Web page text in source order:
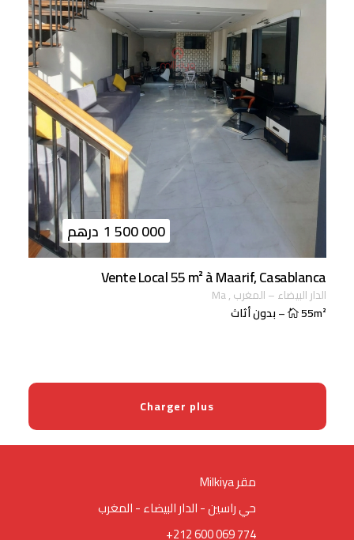
1 500 000 درهم
Vente Local 55 m² à Maarif, Casablanca
الدار البيضاء– المغرب,
ma
55m²
–بدون أثاث
Charger plus
Milkiya مقر
حي راسين - الدار البيضاء - المغرب
+212 600 069 774